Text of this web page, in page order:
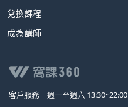
兌換課程
成為講師
客戶服務∣ 週一至週六 13:30~22:00